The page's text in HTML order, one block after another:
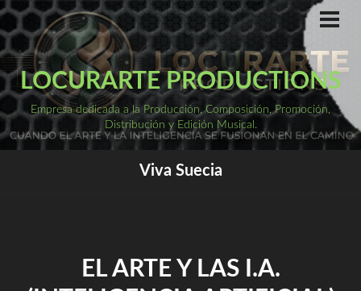
Saltar
al
contenido
LOCURARTE PRODUCTIONS
Empresa dedicada a la Producción, Composición, Promoción,
Distribución y Edición Musical.
Viva Suecia
EL ARTE Y LAS I.A.